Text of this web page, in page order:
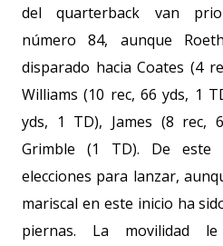
del quarterback van
número 84, aunque
disparado hacia Coates (4
Williams (10 rec,66 yds, 1
yds, 1 TD), James (8 rec,
Grimble (1 TD). De este
elecciones para lanzar,
mariscal en este inicio ha
piernas. La movilidad